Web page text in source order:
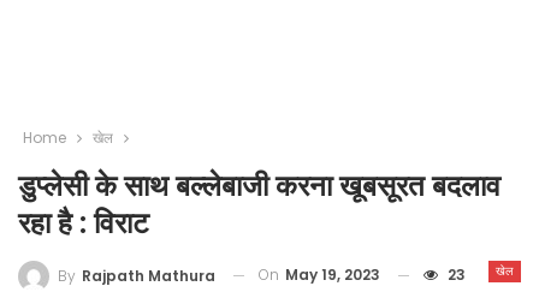
Home खेल
डुप्लेसी के साथ बल्लेबाजी करना खूबसूरत बदलाव
रहा है : विराट
खेल
By Rajpath Mathura On May 19, 2023 23